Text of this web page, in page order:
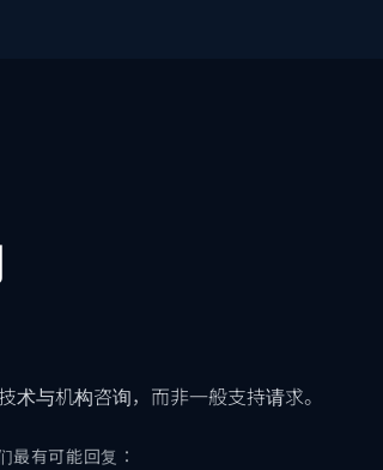
术与机构咨询，而非一般支持请求。
最有可能回复：